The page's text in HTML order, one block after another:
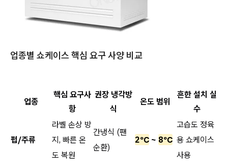
업종별 쇼케이스 핵심 요구 사양 비교
업종
핵심 요구사
항
권장 냉각방
식
온도 범위
흔한 설치 실
수
펍/주류
라벨 손상 방
지, 빠른 온
도 복원
간냉식 (팬
순환)
2℃ ~ 8℃
고습도 정육
용 쇼케이스
사용